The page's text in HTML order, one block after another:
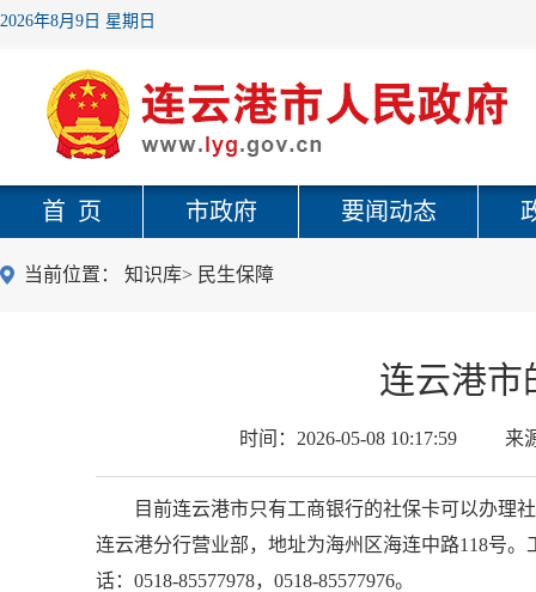
2026年8月9日 星期日
首 页 市政府 要闻动态
当前位置： 知识库> 民生保障
连云港市
时间： 2026-05-08 10:17:59 来
目前连云港市只有工商银行的社保卡可以办理
连云港分行营业部，地址为海州区海连中路118号
话：0518-85577978，0518-85577976。